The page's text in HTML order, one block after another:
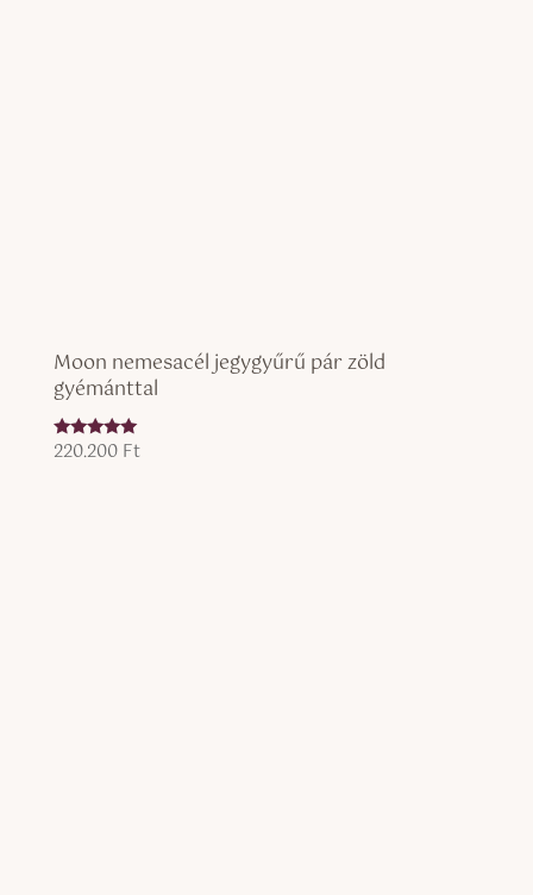
Moon nemesacél jegygyűrű pár zöld
gyémánttal
Értékelés:
220.200 Ft